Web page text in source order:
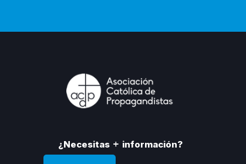
¿Necesitas información?